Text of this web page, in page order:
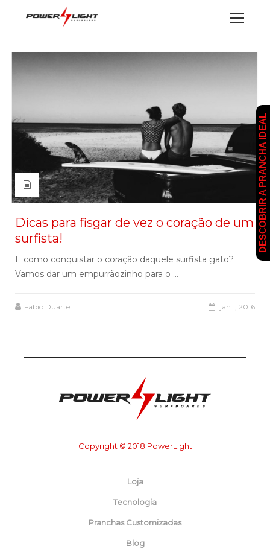
Dicas para fisgar de vez o coração de um
surfista!
E como conquistar o coração daquele surfista gato?
Vamos dar um empurrãozinho para o ...
Fabio Duarte jan 1, 2016
Copyright © 2018 PowerLight
Loja
Tecnologia
Pranchas Customizadas
Blog
DESCOBRIR A PRANCHA IDEAL